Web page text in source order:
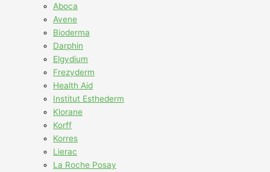
Aboca
Avene
Bioderma
Darphin
Elgydium
Frezyderm
Health Aid
Institut Esthederm
Klorane
Korff
Korres
Lierac
La Roche Posay